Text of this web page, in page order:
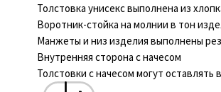
Толстовка унисекс выполнена из
Воротник-стойка на молнии в тон
Манжеты и низ изделия выполнены
Внутренняя сторона с начесом
Толстовки с начесом могут